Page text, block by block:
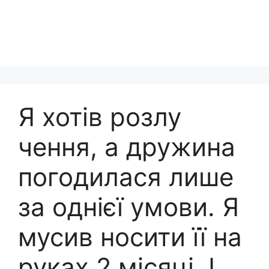
Я хотів розлу
чення, а дружина
погодилася лише
за однієї умови. Я
мусив носити її на